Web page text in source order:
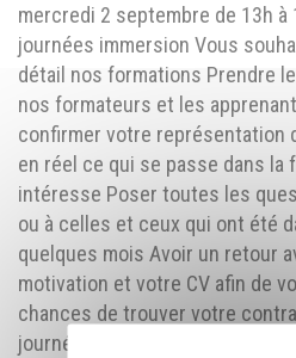
mercredi 2 septembre de 13h
journées immersion Vous
détail nos formations Prendre
nos formateurs et les
confirmer votre représentation
en réel ce qui se passe dans la
intéresse Poser toutes les
ou à celles et ceux qui ont été
quelques mois Avoir un retour
motivation et votre CV afin de
chances de trouver votre
journée est faite pour vous